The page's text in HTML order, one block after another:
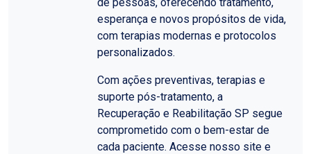
esperança e novos propósitos de vida,
com terapias modernas e protocolos
personalizados.
Com ações preventivas, terapias e
suporte pós-tratamento, a
Recuperação e Reabilitação SP segue
comprometido com o bem-estar de
cada paciente. Acesse nosso site e